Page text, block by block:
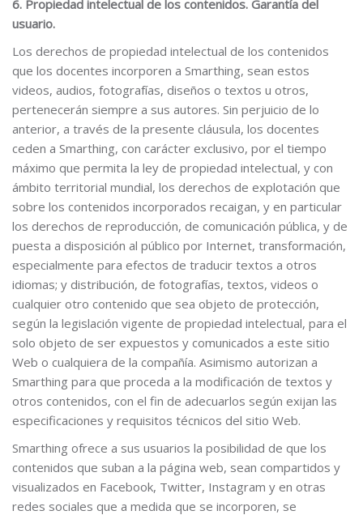
6. Propiedad intelectual de los contenidos. Garantía del
usuario.
Los derechos de propiedad intelectual de los contenidos
que los docentes incorporen a Smarthing, sean estos
videos, audios, fotografías, diseños o textos u otros,
pertenecerán siempre a sus autores. Sin perjuicio de lo
anterior, a través de la presente cláusula, los docentes
ceden a Smarthing, con carácter exclusivo, por el tiempo
máximo que permita la ley de propiedad intelectual, y con
ámbito territorial mundial, los derechos de explotación que
sobre los contenidos incorporados recaigan, y en particular
los derechos de reproducción, de comunicación pública, y de
puesta a disposición al público por Internet, transformación,
especialmente para efectos de traducir textos a otros
idiomas; y distribución, de fotografías, textos, videos o
cualquier otro contenido que sea objeto de protección,
según la legislación vigente de propiedad intelectual, para el
solo objeto de ser expuestos y comunicados a este sitio
Web o cualquiera de la compañía. Asimismo autorizan a
Smarthing para que proceda a la modificación de textos y
otros contenidos, con el fin de adecuarlos según exijan las
especificaciones y requisitos técnicos del sitio Web.
Smarthing ofrece a sus usuarios la posibilidad de que los
contenidos que suban a la página web, sean compartidos y
visualizados en Facebook, Twitter, Instagram y en otras
redes sociales que a medida que se incorporen, se